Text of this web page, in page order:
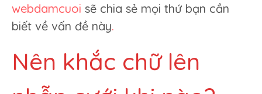
webdamcuoi sẽ chia sẻ mọi thứ bạn cần
biết về vấn đề này.
Nên khắc chữ lên